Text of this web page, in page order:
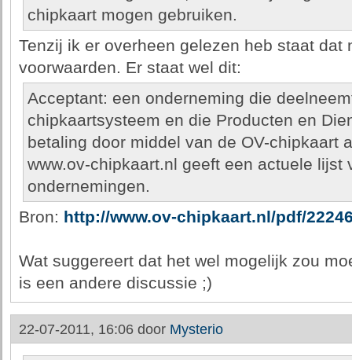
chipkaart mogen gebruiken.
Tenzij ik er overheen gelezen heb staat dat
voorwaarden. Er staat wel dit:
Acceptant: een onderneming die
chipkaartsysteem en die Producten en
betaling door middel van de OV-chipkaart
www.ov-chipkaart.nl geeft een actuele lijst
ondernemingen.
Bron: http://www.ov-chipkaart.nl/pdf/
Wat suggereert dat het wel mogelijk zou
is een andere discussie ;)
22-07-2011, 16:06 door Mysterio